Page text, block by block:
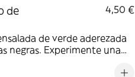
de
4,50 €
de verde aderezada
negras. Experimente una